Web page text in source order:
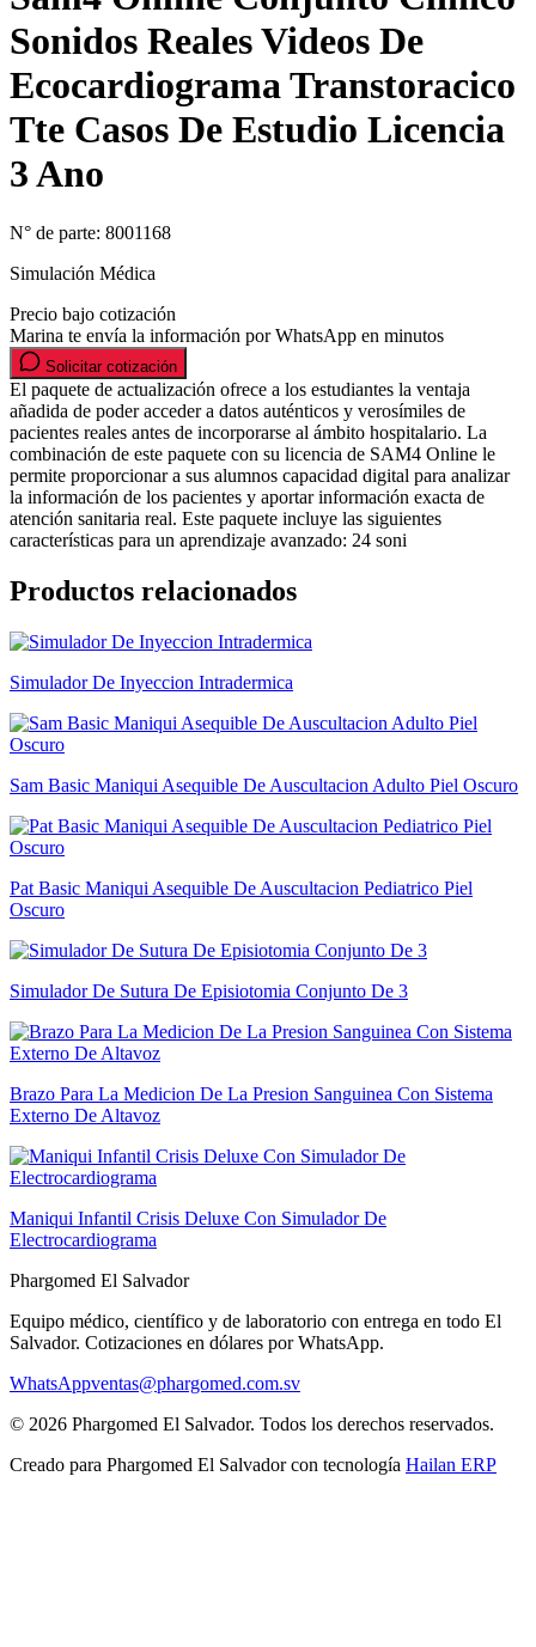
Sonidos Reales Videos De
Ecocardiograma Transtoracico
Tte Casos De Estudio Licencia
3 Ano
N° de parte: 8001168
Simulación Médica
Precio bajo cotización
Marina te envía la información por WhatsApp en minutos
Solicitar cotización
El paquete de actualización ofrece a los estudiantes la ventaja
añadida de poder acceder a datos auténticos y verosímiles de
pacientes reales antes de incorporarse al ámbito hospitalario. La
combinación de este paquete con su licencia de SAM4 Online le
permite proporcionar a sus alumnos capacidad digital para analizar
la información de los pacientes y aportar información exacta de
atención sanitaria real. Este paquete incluye las siguientes
características para un aprendizaje avanzado: 24 soni
Productos relacionados
Simulador De Inyeccion Intradermica
Sam Basic Maniqui Asequible De Auscultacion Adulto Piel Oscuro
Pat Basic Maniqui Asequible De Auscultacion Pediatrico Piel
Oscuro
Simulador De Sutura De Episiotomia Conjunto De 3
Brazo Para La Medicion De La Presion Sanguinea Con Sistema
Externo De Altavoz
Maniqui Infantil Crisis Deluxe Con Simulador De
Electrocardiograma
Phargomed El Salvador
Equipo médico, científico y de laboratorio con entrega en todo El
Salvador. Cotizaciones en dólares por WhatsApp.
WhatsAppventas@phargomed.com.sv
© 2026 Phargomed El Salvador. Todos los derechos reservados.
Creado para Phargomed El Salvadorcon tecnología Hailan ERP